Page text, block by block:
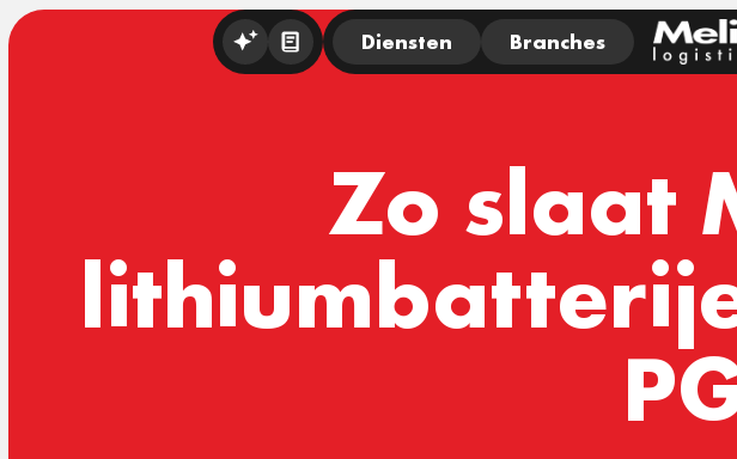
Zo slaat
Diensten Branches